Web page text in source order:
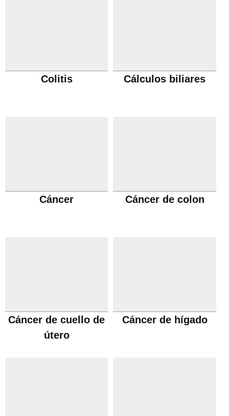
Colitis Cálculos biliares
Cáncer Cáncer de colon
Cáncer de cuello de
útero
Cáncer de hígado